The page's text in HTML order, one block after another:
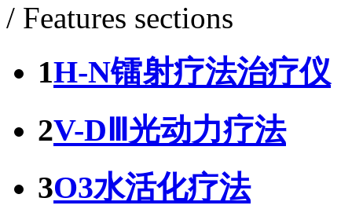
/ Features sections
1H-N镭射疗法治疗仪
2V-DⅢ光动力疗法
3O3水活化疗法